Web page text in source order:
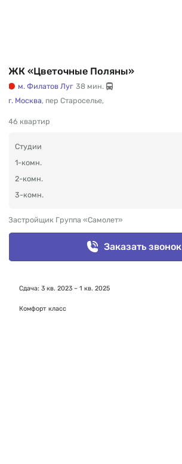
ЖК «Цветочные Поляны»
м. Филатов Луг 38 мин.
г. Москва, пер Староселье,
46 квартир
Студии
1-комн.
2-комн.
3-комн.
Застройщик Группа «Самолет»
Заказать звонок
Сдача: 3 кв. 2023 – 1 кв. 2025
Комфорт класс